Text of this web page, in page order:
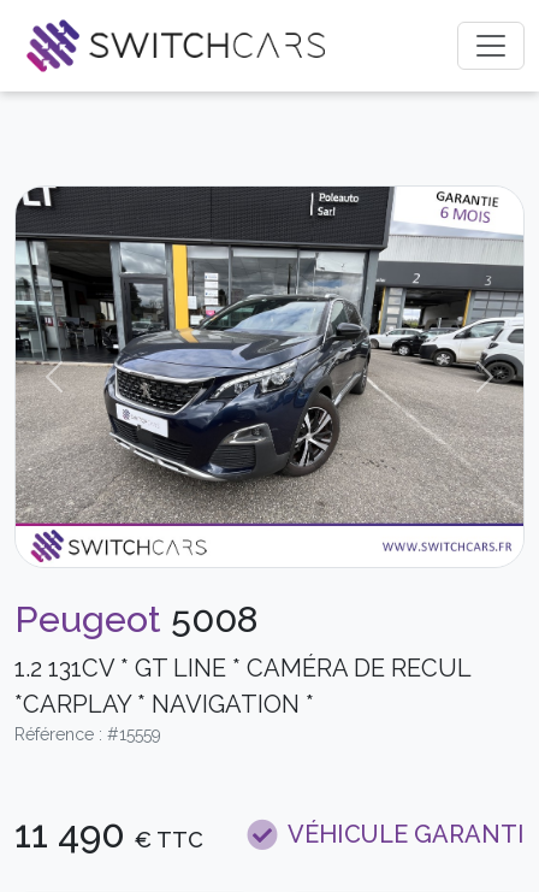
Previous Next
Peugeot 5008
1.2 131CV * GT LINE * CAMÉRA DE RECUL
*CARPLAY * NAVIGATION *
Référence : #15559
11 490 € TTC VÉHICULE GARANTI